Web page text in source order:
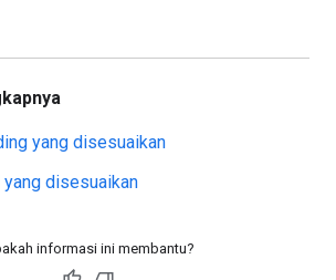
yang disesuaikan
disesuaikan
informasi ini membantu?